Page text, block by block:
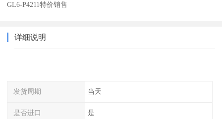
GL6-P4211特价销售
详细说明
发货周期 当天
是否进口 是